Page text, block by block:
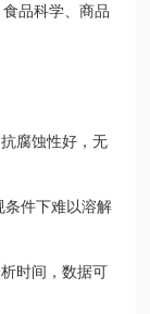
品科学、商品
腐蚀性好，无
件下难以溶解
时间，数据可